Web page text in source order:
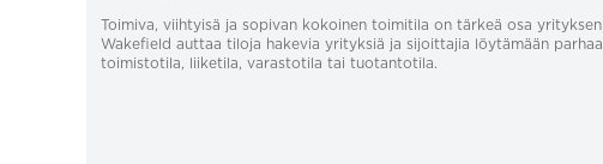
Toimiva, viihtyisä ja sopivan kokoinen toimitila on tärkeä osa yrityksen
Wakefield auttaa tiloja hakevia yrityksiä ja sijoittajia löytämään
toimistotila, liiketila, varastotila tai tuotantotila.